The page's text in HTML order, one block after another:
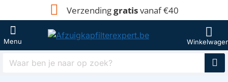
Verzendinggratisvanaf €40
Waar